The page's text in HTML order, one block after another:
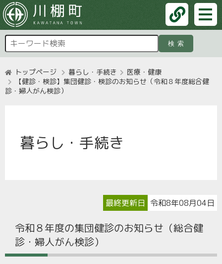
検索
トップページ 暮らし・手続き
医療・健康
【健診・検診】集団健診・検診のお知らせ（令和８年度総合健
診・婦人がん検診）
暮らし・手続き
最終更新日 令和8年08月04日
令和８年度の集団健診のお知らせ（総合健
診・婦人がん検診）